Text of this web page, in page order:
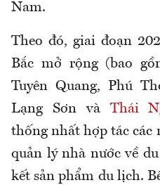
Nam.
Theo đó, giai đoạn
Bắc mở rộng (bao
Tuyên Quang, Phú
Lạng Sơn và Thái
thống nhất hợp tác các
quản lý nhà nước về
kết sản phẩm du lịch.